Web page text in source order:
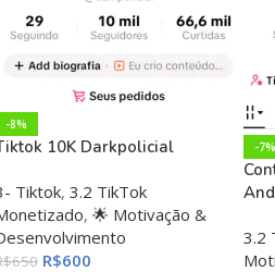
-8%
10K Darkpolicial
Tiktok, 3.2 TikTok
, 🌟 Motivação &
650 R$600
-7%
3.2